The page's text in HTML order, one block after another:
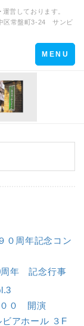
営しております。
区常盤町3-24 サンビ
Toggle
navigation
MENU
０周年記念コン
周年 記念行事
００ 開演
アホール ３F